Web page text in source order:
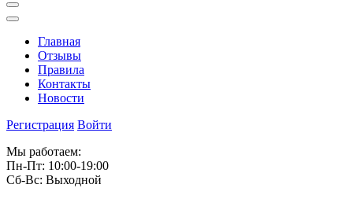
Главная
Отзывы
Правила
Контакты
Новости
Регистрация Войти
Мы работаем:
Пн-Пт: 10:00-19:00
Сб-Вс: Выходной